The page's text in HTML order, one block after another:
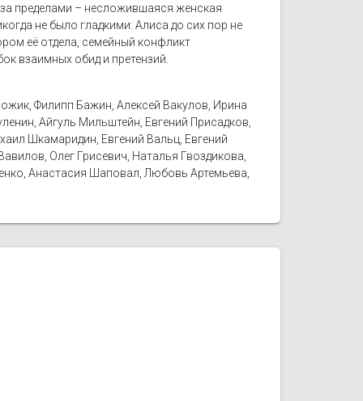
пределами – несложившаяся женская
не было гладкими: Алиса до сих пор не
её отдела, семейный конфликт
взаимных обид и претензий.
Филипп Бажин, Алексей Вакулов, Ирина
Айгуль Мильштейн, Евгений Присадков,
Шкамаридин, Евгений Вальц, Евгений
Олег Грисевич, Наталья Гвоздикова,
Анастасия Шаповал, Любовь Артемьева,